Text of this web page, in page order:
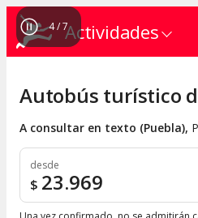
Actividades
4/7
Autobús turístico
A consultar en texto (Puebla),
desde
$ 23.969